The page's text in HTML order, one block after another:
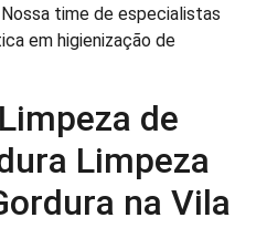
time de especialistas
em higienização de
de
Limpeza
na Vila